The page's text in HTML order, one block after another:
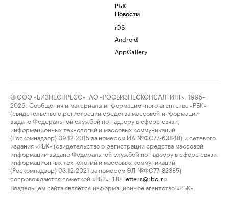
РБК
Новости
iOS
Android
AppGallery
© ООО «БИЗНЕСПРЕСС», АО «РОСБИЗНЕСКОНСАЛТИНГ», 1995–
2026. Сообщения и материалы информационного агентства «РБК»
(свидетельство о регистрации средства массовой информации
выдано Федеральной службой по надзору в сфере связи,
информационных технологий и массовых коммуникаций
(Роскомнадзор) 09.12.2015 за номером ИА №ФС77-63848) и сетевого
издания «РБК» (свидетельство о регистрации средства массовой
информации выдано Федеральной службой по надзору в сфере связи,
информационных технологий и массовых коммуникаций
(Роскомнадзор) 03.12.2021 за номером ЭЛ №ФС77-82385)
сопровождаются пометкой «РБК».
18+ letters@rbc.ru
Владельцем сайта является информационное агентство «РБК».